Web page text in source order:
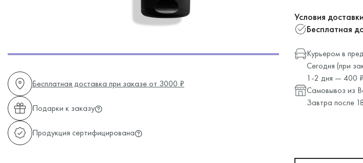
Бесплатная доставка при заказе от 3000 ₽
Подарки к заказу
Продукция сертифицирована
Условия
Бесплатная
Курьером в
Сегодня (при
1-2 дня — 400 ₽
Самовывоз из
Завтра после